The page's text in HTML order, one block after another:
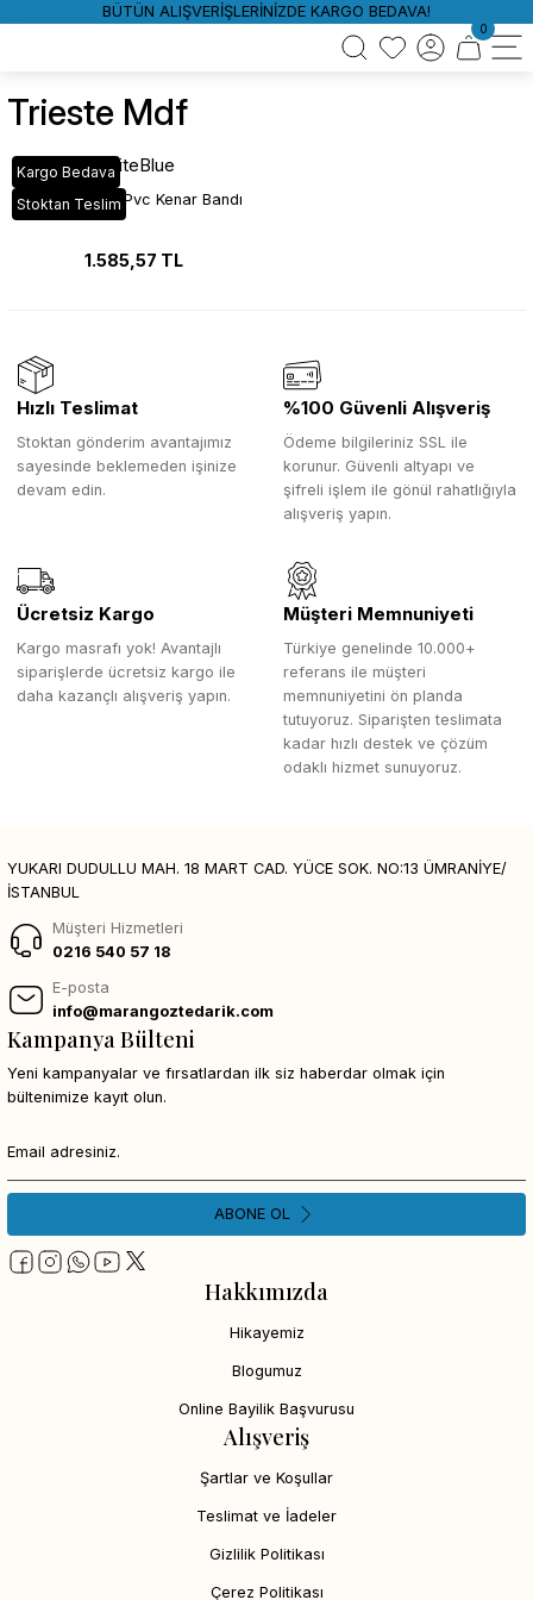
BÜTÜN ALIŞVERİŞLERİNİZDE KARGO BEDAVA!
0
Trieste Mdf
Kargo Bedava
Stoktan Teslim
WhiteBlue
A533 Trieste Pvc Kenar Bandı
1.585,57 TL
Hızlı Teslimat
Stoktan gönderim avantajımız
sayesinde beklemeden işinize
devam edin.
%100 Güvenli Alışveriş
Ödeme bilgileriniz SSL ile
korunur. Güvenli altyapı ve
şifreli işlem ile gönül rahatlığıyla
alışveriş yapın.
Ücretsiz Kargo
Kargo masrafı yok! Avantajlı
siparişlerde ücretsiz kargo ile
daha kazançlı alışveriş yapın.
Müşteri Memnuniyeti
Türkiye genelinde 10.000+
referans ile müşteri
memnuniyetini ön planda
tutuyoruz. Siparişten teslimata
kadar hızlı destek ve çözüm
odaklı hizmet sunuyoruz.
YUKARI DUDULLU MAH. 18 MART CAD. YÜCE SOK. NO:13 ÜMRANİYE/
İSTANBUL
Müşteri Hizmetleri
0216 540 57 18
E-posta
info@marangoztedarik.com
Hakkımızda
Hikayemiz
Blogumuz
Online Bayilik Başvurusu
Alışveriş
Şartlar ve Koşullar
Teslimat ve İadeler
Gizlilik Politikası
Çerez Politikası
Kampanya Bülteni
Yeni kampanyalar ve fırsatlardan ilk siz haberdar olmak için
bültenimize kayıt olun.
ABONE OL